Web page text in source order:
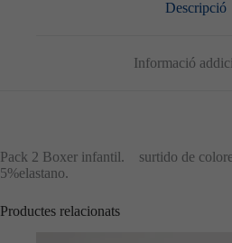
Descripció
Informació
Pack 2 Boxer infantil. surtido de
5%elastano.
Productes relacionats